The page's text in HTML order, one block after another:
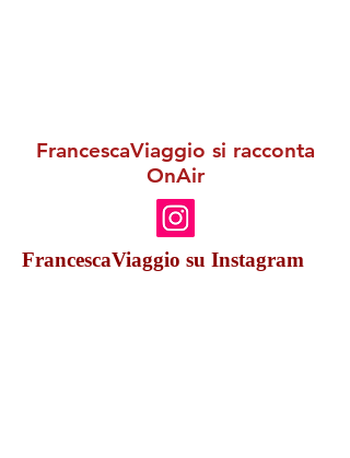
FrancescaViaggio si racconta
OnAir
FrancescaViaggio su Instagram